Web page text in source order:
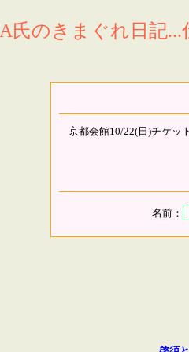
A氏のきまぐれ日記
京都会館10/22(日)チケッ
名前：